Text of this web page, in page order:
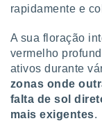
rapidamente e
A sua floração
vermelho
ativos durante
zonas onde
falta de sol
mais exigentes.